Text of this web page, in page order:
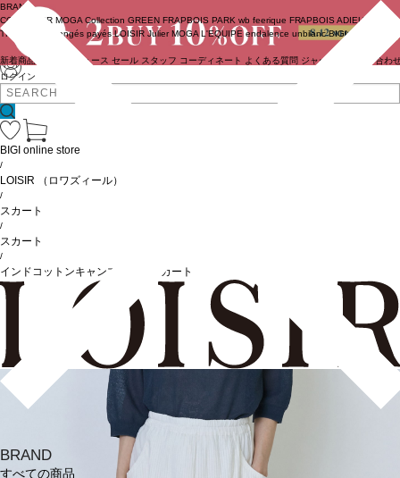
ログイン
BRAND
COUTURIER MOGA Collection GREEN FRAPBOIS PARK wb feerique FRAPBOIS ADIEU
TRISTESSE
congés payés LOISIR Julier MOGA L'EQUIPE endalence unbilanc BIGI online store
新着商品 ニュース セール スタッフ コーディネート よくある質問 ジャーナル お問い合わ
BRAND
すべての商品
BIGI online store
/
LOISIR （ロワズィール）
/
スカート
/
スカート
/
インドコットンキャンブリックスカート